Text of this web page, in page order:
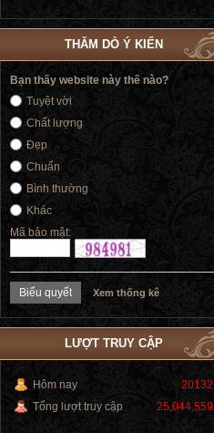
THĂM DÒ Ý KIẾN
Bạn thấy website này thế nào?
Tuyệt vời
Chất lượng
Đẹp
Chuẩn
Bình thường
Khác
Mã bảo mật:
Xem thống kê
LƯỢT TRUY CẬP
Hôm nay
20132
Tổng lượt truy cập
25,044,559